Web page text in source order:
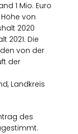
1 Mio. Euro
von
2020
2021. Die
von der
der
Landkreis
des